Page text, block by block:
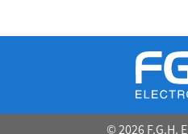
© 2026 F.G.H.